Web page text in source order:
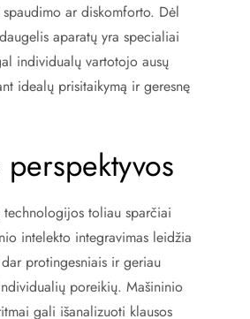
ar diskomforto. Dėl
aparatų yra specialiai
individualų vartotojo ausų
idealų prisitaikymą ir geresnę
technologijos toliau sparčiai
intelekto integravimas leidžia
protingesniais ir geriau
poreikių. Mašininio
gali išanalizuoti klausos